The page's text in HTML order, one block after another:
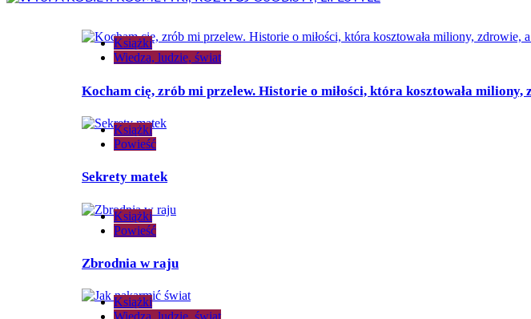
Książki
Wiedza, ludzie, świat
Kocham cię, zrób mi przelew. Historie o miłości, która kosztowała miliony,
Książki
Powieść
Sekrety matek
Książki
Powieść
Zbrodnia w raju
Książki